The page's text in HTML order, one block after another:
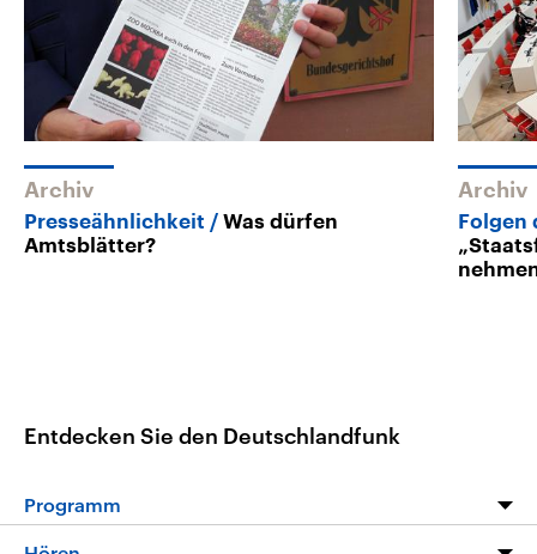
Archiv
Presseähnlichkeit
Was dürfen
Amtsblätter?
Archiv
Folgen
Entdecken Sie den Deutschlandfunk
Programm
Programm